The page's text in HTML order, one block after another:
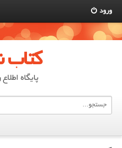
ورود
کتاب
پایگاه